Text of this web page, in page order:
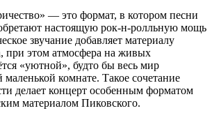
— это формат, в котором песни
настоящую рок-н-ролльную мощь
звучание добавляет материалу
при этом атмосфера на живых
«уютной», будто бы весь мир
комнате. Такое сочетание
делает концерт особенным форматом
материалом Пиковского.